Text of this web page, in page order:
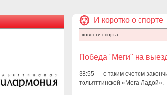
И коротко о спорте
новости спорта
Победа "Меги" на
38:55 — с таким счетом
тольяттинской «Мега-Ладой».